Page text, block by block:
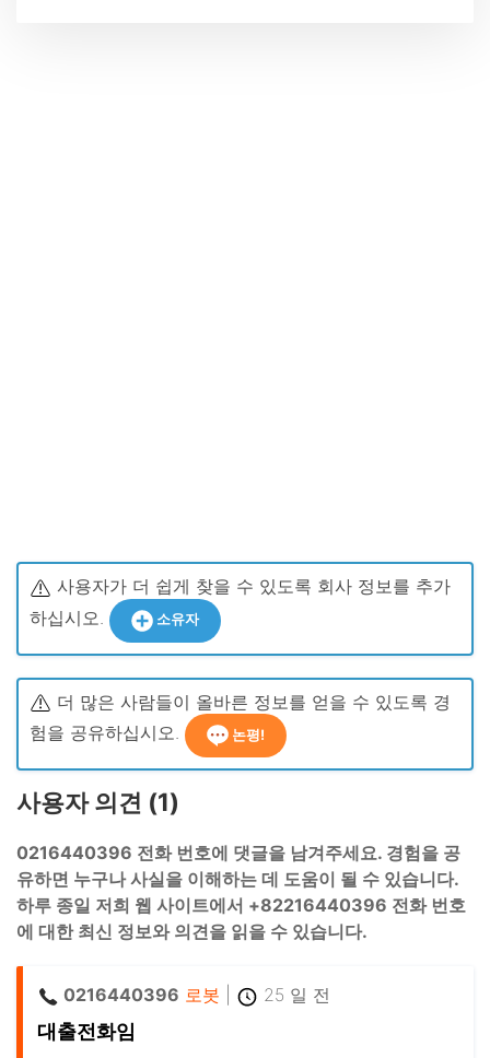
사용자가 더 쉽게 찾을 수 있도록 회사 정보를 추가
하십시오.
소유자
더 많은 사람들이 올바른 정보를 얻을 수 있도록 경
험을 공유하십시오.
논평!
사용자 의견 (1)
0216440396 전화 번호에 댓글을 남겨주세요. 경험을 공
유하면 누구나 사실을 이해하는 데 도움이 될 수 있습니다.
하루 종일 저희 웹 사이트에서 +82216440396 전화 번호
에 대한 최신 정보와 의견을 읽을 수 있습니다.
0216440396 로봇 25 일 전
대출전화임